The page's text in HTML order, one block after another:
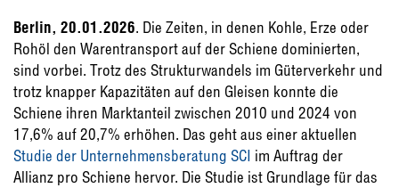
Berlin, 20.01.2026. Die Zeiten, in denen Kohle, Erze oder
Rohöl den Warentransport auf der Schiene dominierten,
sind vorbei. Trotz des Strukturwandels im Güterverkehr und
trotz knapper Kapazitäten auf den Gleisen konnte die
Schiene ihren Marktanteil zwischen 2010 und 2024 von
17,6% auf 20,7% erhöhen. Das geht aus einer aktuellen
Studie der Unternehmensberatung SCI im Auftrag der
Allianz pro Schiene hervor. Die Studie ist Grundlage für das